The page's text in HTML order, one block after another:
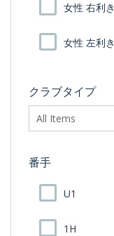
女性 右利き
女性 左利き
クラブタイプ
番手
U1
1H